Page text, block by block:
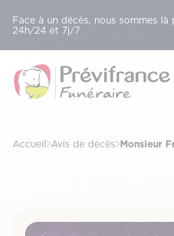
Face à un décès, nous sommes là
24h/24 et 7j/7
Accueil Avis de décès Monsieur